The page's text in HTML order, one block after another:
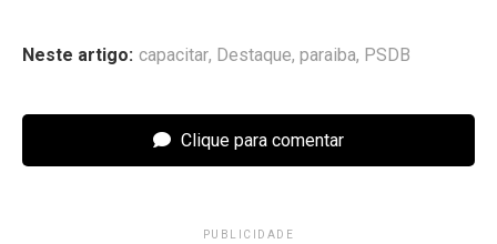
Neste artigo: capacitar, Destaque, paraiba, PSDB
Clique para comentar
PUBLICIDADE